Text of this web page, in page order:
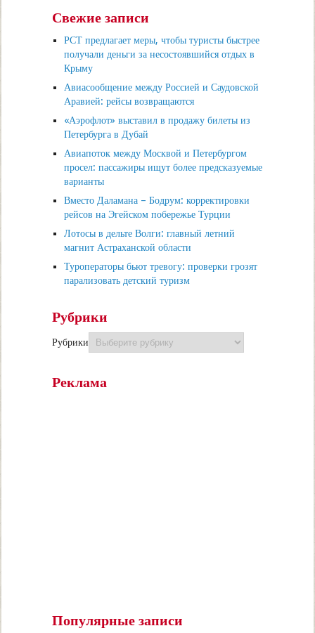
Свежие записи
РСТ предлагает меры, чтобы туристы быстрее
получали деньги за несостоявшийся отдых в
Крыму
Авиасообщение между Россией и Саудовской
Аравией: рейсы возвращаются
«Аэрофлот» выставил в продажу билеты из
Петербурга в Дубай
Авиапоток между Москвой и Петербургом
просел: пассажиры ищут более предсказуемые
варианты
Вместо Даламана – Бодрум: корректировки
рейсов на Эгейском побережье Турции
Лотосы в дельте Волги: главный летний
магнит Астраханской области
Туроператоры бьют тревогу: проверки грозят
парализовать детский туризм
Рубрики
Рубрики
Реклама
Популярные записи